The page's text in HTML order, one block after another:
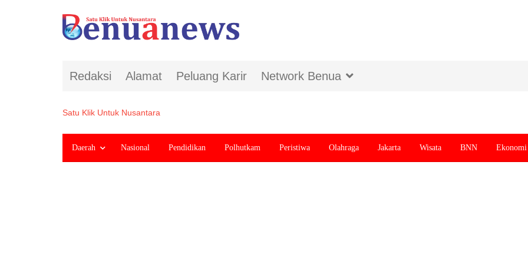
Redaksi Alamat Peluang Karir Network Benua
Satu Klik Untuk Nusantara
Daerah Nasional Pendidikan Polhutkam Peristiwa Olahraga Jakarta Wisata BNN Ekonomi